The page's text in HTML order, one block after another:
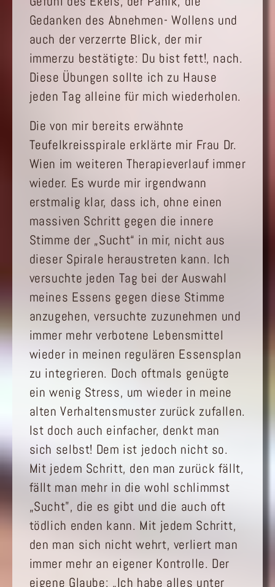
Gedanken des Abnehmen- Wollens und
auch der verzerrte Blick, der mir
immerzu bestätigte: Du bist fett!, nach.
Diese Übungen sollte ich zu Hause
jeden Tag alleine für mich wiederholen.
Die von mir bereits erwähnte
Teufelkreisspirale erklärte mir Frau Dr.
Wien im weiteren Therapieverlauf immer
wieder. Es wurde mir irgendwann
erstmalig klar, dass ich, ohne einen
massiven Schritt gegen die innere
Stimme der „Sucht“ in mir, nicht aus
dieser Spirale heraustreten kann. Ich
versuchte jeden Tag bei der Auswahl
meines Essens gegen diese Stimme
anzugehen, versuchte zuzunehmen und
immer mehr verbotene Lebensmittel
wieder in meinen regulären Essensplan
zu integrieren. Doch oftmals genügte
ein wenig Stress, um wieder in meine
alten Verhaltensmuster zurück zufallen.
Ist doch auch einfacher, denkt man
sich selbst! Dem ist jedoch nicht so.
Mit jedem Schritt, den man zurück fällt,
fällt man mehr in die wohl schlimmst
„Sucht", die es gibt und die auch oft
tödlich enden kann. Mit jedem Schritt,
den man sich nicht wehrt, verliert man
immer mehr an eigener Kontrolle. Der
eigene Glaube: „Ich habe alles unter